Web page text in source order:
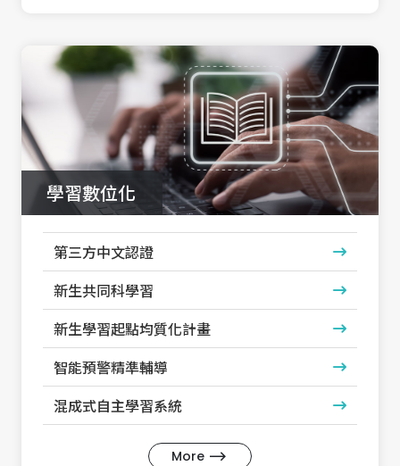
學習數位化
第三方中文認證
新生共同科學習
新生學習起點均質化計畫
智能預警精準輔導
混成式自主學習系統
More